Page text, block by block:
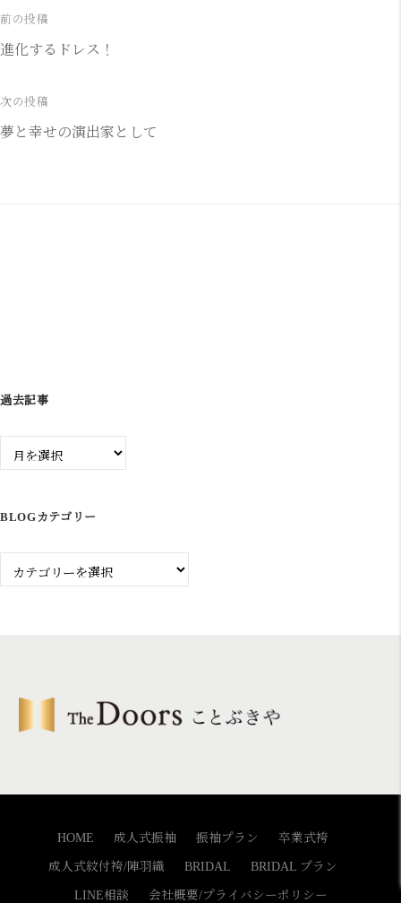
投
ナ
前の投稿
進化するドレス！
次の投稿
夢と幸せの演出家として
過去記事
過
BLOGカテゴリー
Blog
HOME 成人式振袖 振袖プラン 卒業式袴
成人式紋付袴/陣羽織 BRIDAL BRIDAL プラン
LINE相談 会社概要/プライバシーポリシー